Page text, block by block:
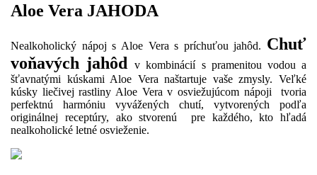
Aloe Vera JAHODA
Nealkoholický nápoj s Aloe Vera s príchuťou jahôd. Chuť
voňavých jahôdv kombinácií s pramenitou vodou a
šťavnatými kúskami Aloe Vera naštartuje vaše zmysly. Veľké
kúsky liečivej rastliny Aloe Vera v osviežujúcom nápoji tvoria
perfektnú harmóniu vyvážených chutí, vytvorených podľa
originálnej receptúry, ako stvorenú pre každého, kto hľadá
nealkoholické letné osvieženie.